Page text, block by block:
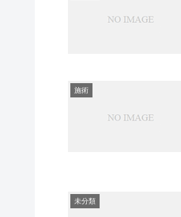
施術
未分類